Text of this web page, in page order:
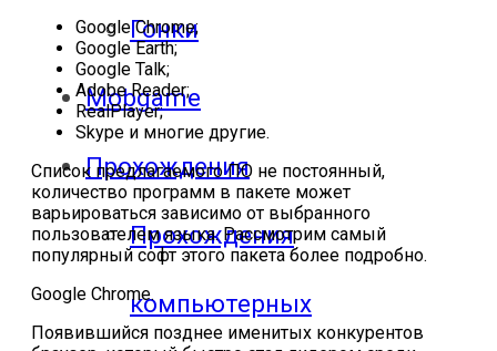
Гонки
Mobgame
Прохождения
Прохождения
компьютерных
Google Chrome;
Google Earth;
Google Talk;
Adobe Reader;
RealPlayer;
Skype и многие другие.
Список предлагаемого ПО не постоянный,
количество программ в пакете может
варьироваться зависимо от выбранного
пользователем языка. Рассмотрим самый
популярный софт этого пакета более подробно.
Google Chrome.
Появившийся позднее именитых конкурентов